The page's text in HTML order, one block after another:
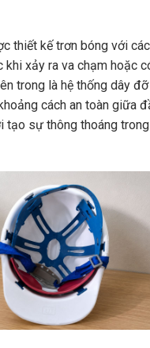
thiết kế trơn bóng với
khi xảy ra va chạm hoặc
trong là hệ thống dây
cách an toàn giữa
tạo sự thông thoáng